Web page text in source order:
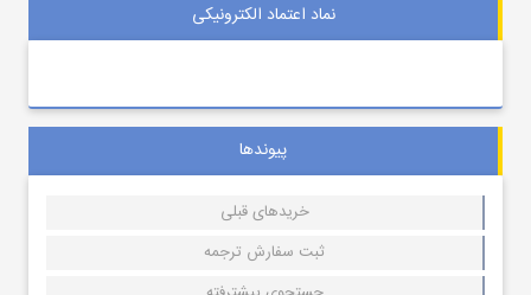
نماد اعتماد الکترونیکی
پیوندها
خریدهای قبلی
ثبت سفارش ترجمه